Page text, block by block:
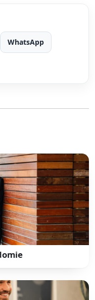
WhatsApp